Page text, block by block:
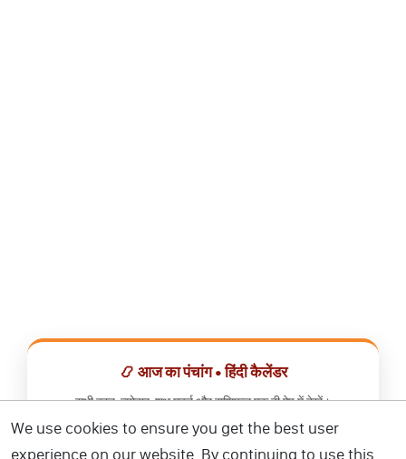
📿 आज का पंचांग • हिंदी कैलेंडर
सभी व्रत, त्योहार, शुभ मुहूर्त और राशिफल एक ही ऐप में देखें।
📅 हिंदी कैलेंडर ऐप डाउनलोड करें
We use cookies to ensure you get the best user
experience on our website. By continuing to use this